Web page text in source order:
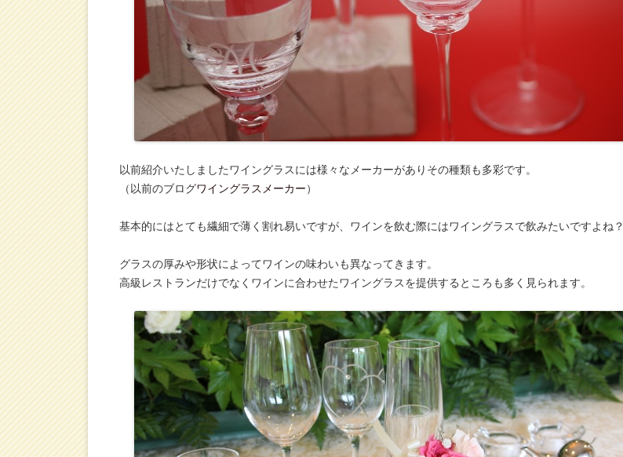
以前紹介いたしましたワイングラスには様々なメーカーがありその種類も多彩です。
（以前のブログワイングラスメーカー）
基本的にはとても繊細で薄く割れ易いですが、ワインを飲む際にはワイングラスで飲みたいですよね？
グラスの厚みや形状によってワインの味わいも異なってきます。
高級レストランだけでなくワインに合わせたワイングラスを提供するところも多く見られます。